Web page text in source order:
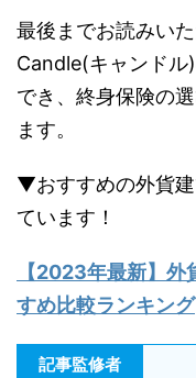
最後までお読みい
Candle(キャンドル
でき、終身保険の
ます。
▼おすすめの外貨
ています！
【2023年最新】 外
すめ比較ランキング
記事監修者